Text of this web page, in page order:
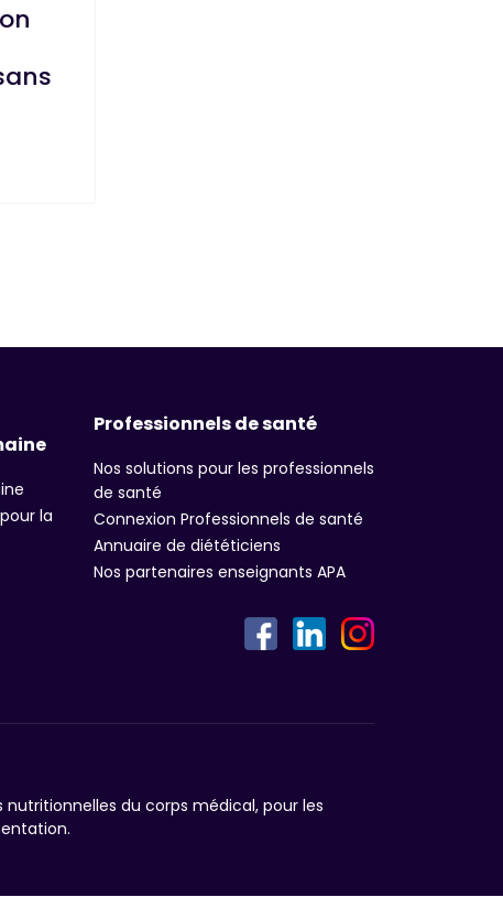
la
Professionnels de santé
Nos solutions pour les professionnels
de santé
Connexion Professionnels de santé
Annuaire de diététiciens
Nos partenaires enseignants APA
du corps médical, pour les